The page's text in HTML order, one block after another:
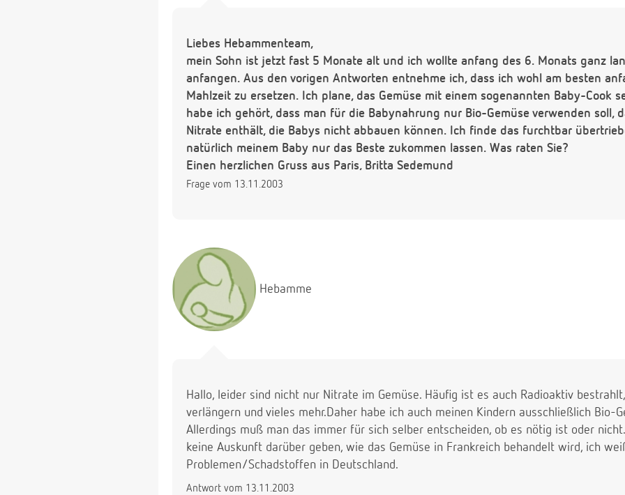
Liebes Hebammenteam,
mein Sohn ist jetzt fast 5 Monate alt und ich wollte anfang des 6. Monats ganz
anfangen. Aus den vorigen Antworten entnehme ich, dass ich wohl am besten
Mahlzeit zu ersetzen. Ich plane, das Gemüse mit einem sogenannten Baby-Cook
habe ich gehört, dass man für die Babynahrung nur Bio-Gemüse verwenden soll,
Nitrate enthält, die Babys nicht abbauen können. Ich finde das furchtbar
natürlich meinem Baby nur das Beste zukommen lassen. Was raten Sie?
Einen herzlichen Gruss aus Paris, Britta Sedemund
Frage vom 13.11.2003
Hebamme
Hallo, leider sind nicht nur Nitrate im Gemüse. Häufig ist es auch Radioaktiv
verlängern und vieles mehr.Daher habe ich auch meinen Kindern ausschließlich Bio-
Allerdings muß man das immer für sich selber entscheiden, ob es nötig ist oder
keine Auskunft darüber geben, wie das Gemüse in Frankreich behandelt wird, ich
Problemen/Schadstoffen in Deutschland.
Antwort vom 13.11.2003